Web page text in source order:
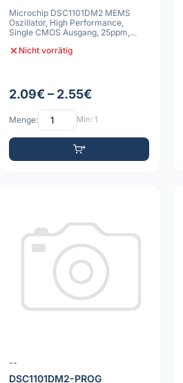
Microchip DSC1101DM2 MEMS
Oszillator, High Performance,
Single CMOS Ausgang, 25ppm,
Nicht vorrätig
2.09€ – 2.55€
Menge: Min: 1
--
DSC1101DM2-PROG